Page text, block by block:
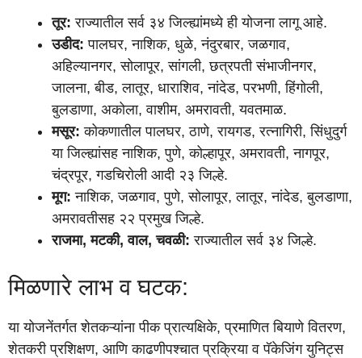
तूर: राज्यातील सर्व ३४ जिल्ह्यांमध्ये ही योजना लागू आहे.
उडीद: पालघर, नाशिक, धुळे, नंदुरबार, जळगाव,
अहिल्यानगर, सोलापूर, सांगली, छत्रपती संभाजीनगर,
जालना, बीड, लातूर, धाराशिव, नांदेड, परभणी, हिंगोली,
बुलडाणा, अकोला, वाशीम, अमरावती, यवतमाळ.
मसूर: कोकणातील पालघर, ठाणे, रायगड, रत्नागिरी, सिंधुदुर्ग
या जिल्ह्यांसह नाशिक, पुणे, कोल्हापूर, अमरावती, नागपूर,
चंद्रपूर, गडचिरोली आदी २३ जिल्हे.
मूग: नाशिक, जळगाव, पुणे, सोलापूर, लातूर, नांदेड, बुलडाणा,
अमरावतीसह २२ प्रमुख जिल्हे.
राजमा, मटकी, वाल, चवळी: राज्यातील सर्व ३४ जिल्हे.
मिळणारे लाभ व घटक:
या योजनेंतर्गत शेतकऱ्यांना पीक प्रात्यक्षिके, प्रमाणित बियाणे वितरण,
शेतकरी प्रशिक्षण, आणि काढणीपश्चात प्रक्रिया व पॅकेजिंग युनिट्स